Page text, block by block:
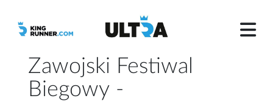
Zawojski Festiwal
Biegowy -